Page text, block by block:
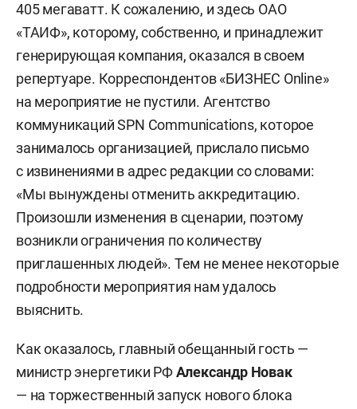
405 мегаватт. К сожалению, и здесь ОАО
«ТАИФ», которому, собственно, и принадлежит
генерирующая компания, оказался в своем
репертуаре. Корреспондентов «БИЗНЕС Online»
на мероприятие не пустили. Агентство
коммуникаций SPN Communications, которое
занималось организацией, прислало письмо
с извинениями в адрес редакции со словами:
«Мы вынуждены отменить аккредитацию.
Произошли изменения в сценарии, поэтому
возникли ограничения по количеству
приглашенных людей». Тем не менее некоторые
подробности мероприятия нам удалось
выяснить.
Как оказалось, главный обещанный гость —
министр энергетики РФАлександр Новак
— на торжественный запуск нового блока